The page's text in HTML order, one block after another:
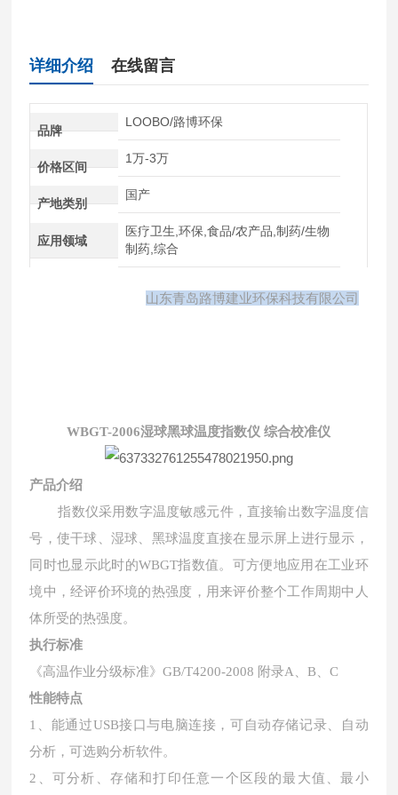
详细介绍 在线留言
品牌
LOOBO/路博环保
价格区间
1万-3万
产地类别
国产
应用领域
医疗卫生,环保,食品/农产品,制药/生物
制药,综合
山东青岛路博建业环保科技有限公司
WBGT-2006湿球黑球温度指数仪 综合校准仪
产品介绍
指数仪采用数字温度敏感元件，直接输出数字温度信
号，使干球、湿球、黑球温度直接在显示屏上进行显示，
同时也显示此时的WBGT指数值。 可方便地应用在工业环
境中，经评价环境的热强度 ， 用来评价整个工作周期中人
体所受的热强度。
执行标准
《高温作业分级标准》GB/T4200-2008 附录A、B、C
性能特点
1、 能通过USB接口与电脑连接，可自动存储记录、自动
分析，可选购分析软件。
2、 可分析、存储和打印任意一个区段的最大值、最小